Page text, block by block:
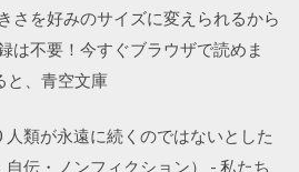
さを好みのサイズに変えられるから
は不要！今すぐブラウザで読めま
と、青空文庫
類が永遠に続くのではないとした
伝・ノンフィクション） - 私たち